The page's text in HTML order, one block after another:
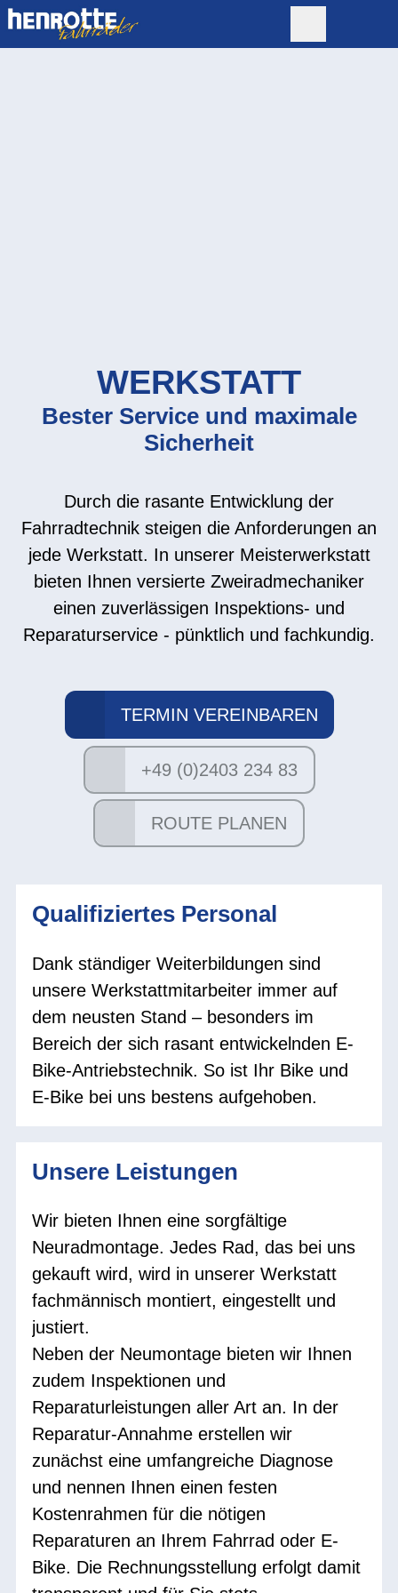
WERKSTATT
Bester Service und maximale
Sicherheit
Durch die rasante Entwicklung der
Fahrradtechnik steigen die Anforderungen an
jede Werkstatt. In unserer Meisterwerkstatt
bieten Ihnen versierte Zweiradmechaniker
einen zuverlässigen Inspektions- und
Reparaturservice - pünktlich und fachkundig.
TERMIN VEREINBAREN
+49 (0)2403 234 83
ROUTE PLANEN
Qualifiziertes Personal
Dank ständiger Weiterbildungen sind
unsere Werkstattmitarbeiter immer auf
dem neusten Stand – besonders im
Bereich der sich rasant entwickelnden E-
Bike-Antriebstechnik. So ist Ihr Bike und
E-Bike bei uns bestens aufgehoben.
Unsere Leistungen
Wir bieten Ihnen eine sorgfältige
Neuradmontage. Jedes Rad, das bei uns
gekauft wird, wird in unserer Werkstatt
fachmännisch montiert, eingestellt und
justiert.
Neben der Neumontage bieten wir Ihnen
zudem Inspektionen und
Reparaturleistungen aller Art an. In der
Reparatur-Annahme erstellen wir
zunächst eine umfangreiche Diagnose
und nennen Ihnen einen festen
Kostenrahmen für die nötigen
Reparaturen an Ihrem Fahrrad oder E-
Bike. Die Rechnungsstellung erfolgt damit